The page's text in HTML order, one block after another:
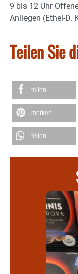
9 bis 12 Uhr
Anliegen (Ethel-D.
Teilen Sie
teilen
merken
teilen